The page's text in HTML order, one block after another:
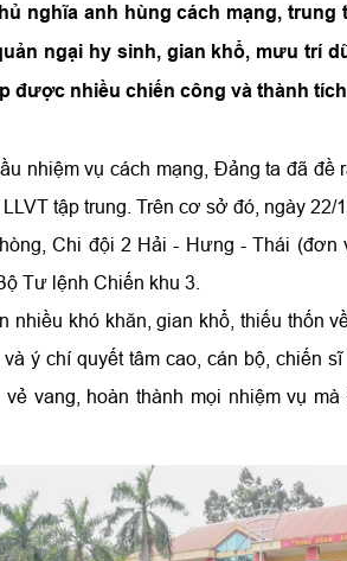
nghĩa anh hùng cách mạng,
ngại hy sinh, gian khổ, mưu trí
được nhiều chiến công và thành
nhiệm vụ cách mạng, Đảng ta đã đề
tập trung. Trên cơ sở đó, ngày 22/
Chi đội 2 Hải - Hưng - Thái (đơn
Tư lệnh Chiến khu 3.
nhiều khó khăn, gian khổ, thiếu thốn
ý chí quyết tâm cao, cán bộ, chiến
vang, hoàn thành mọi nhiệm vụ